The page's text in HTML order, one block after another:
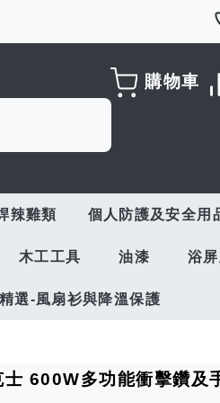
購物車
辣雞類 個人防護及安全用
木工工具 油漆 浴
選-風扇衫與降溫保護
600W多功能衝擊鑽及